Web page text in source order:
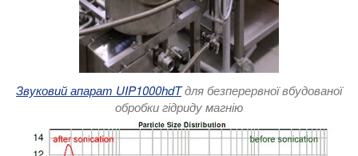
Звуковий апарат UIP1000hdTдля безперервної вбудованої
обробки гідриду магнію